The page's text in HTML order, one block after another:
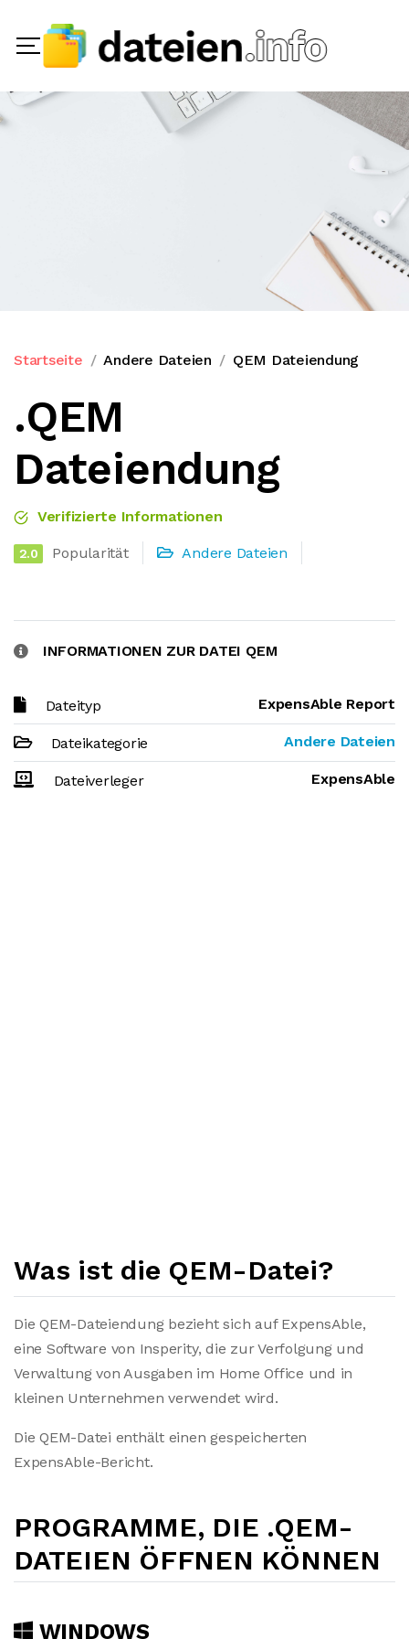
Startseite Andere Dateien QEM Dateiendung
.QEM
Dateiendung
Verifizierte Informationen
2.0 Popularität Andere Dateien
INFORMATIONEN ZUR DATEI QEM
Dateityp ExpensAble Report
Dateikategorie Andere Dateien
Dateiverleger ExpensAble
Was ist die QEM-Datei?
Die QEM-Dateiendung bezieht sich auf ExpensAble,
eine Software von Insperity, die zur Verfolgung und
Verwaltung von Ausgaben im Home Office und in
kleinen Unternehmen verwendet wird.
Die QEM-Datei enthält einen gespeicherten
ExpensAble-Bericht.
PROGRAMME, DIE .QEM-
DATEIEN ÖFFNEN KÖNNEN
WINDOWS